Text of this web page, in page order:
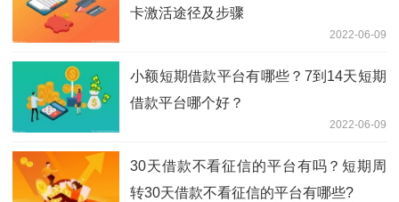
卡激活途径及步骤
2022-06-09
小额短期借款平台有哪些？7到14天短期
借款平台哪个好？
2022-06-09
30天借款不看征信的平台有吗？短期周
转30天借款不看征信的平台有哪些?